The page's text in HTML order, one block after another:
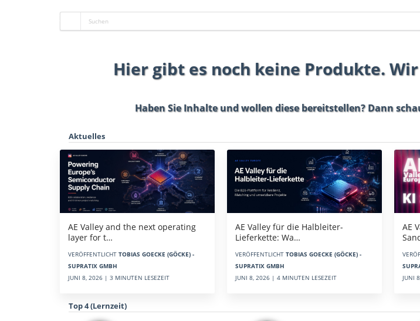
Hier gibt es noch keine Produkte.
Haben Sie Inhalte und wollen diese bereitstellen? Dann
Aktuelles
AE Valley and the next operating
layer for t…
VERÖFFENTLICHT TOBIAS GOECKE (GÖCKE) -
SUPRATIX GMBH
JUNI 8, 2026 | 3 MINUTEN LESEZEIT
AE Valley für die Halbleiter-
Lieferkette: Wa…
VERÖFFENTLICHT TOBIAS GOECKE (GÖCKE) -
SUPRATIX GMBH
JUNI 8, 2026 | 4 MINUTEN LESEZEIT
AE
JUNI
Top 4 (Lernzeit)